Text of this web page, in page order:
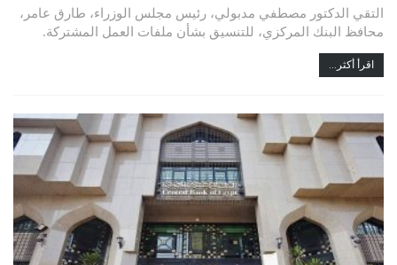
التقي الدكتور مصطفي مدبولي، رئيس مجلس الوزراء، طارق عامر،
محافظ البنك المركزي، للتنسيق بشأن ملفات العمل المشتركة.
اقرأ أكثر...